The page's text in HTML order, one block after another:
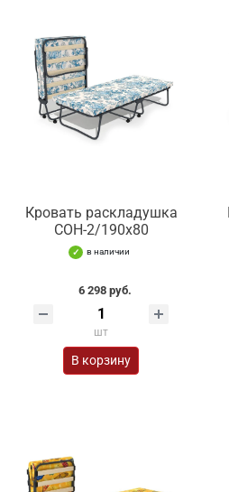
Кровать раскладушка
СОН-2/190х80
в наличии
6 298 руб.
шт
В корзину